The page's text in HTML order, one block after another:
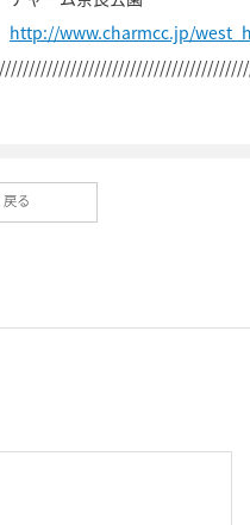
http://www.charmcc.jp/
戻る